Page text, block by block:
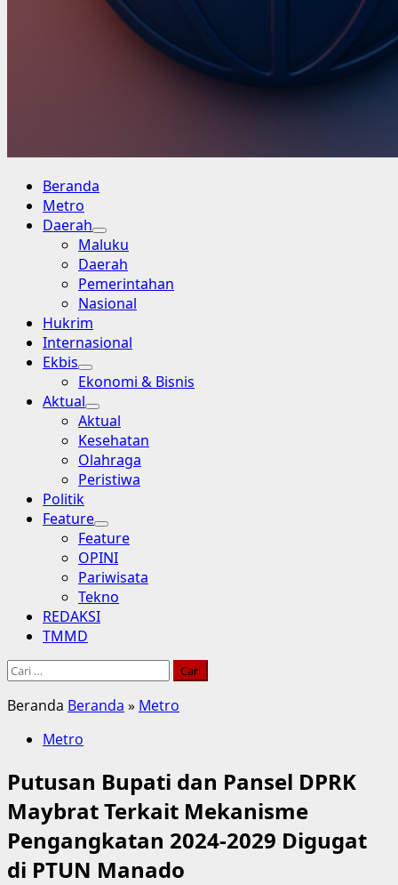
Primary
Menu
Beranda
Metro
Daerah
Maluku
Daerah
Pemerintahan
Nasional
Hukrim
Internasional
Ekbis
Ekonomi & Bisnis
Aktual
Aktual
Kesehatan
Olahraga
Peristiwa
Politik
Feature
Feature
OPINI
Pariwisata
Tekno
REDAKSI
TMMD
Cari
Beranda Beranda » Metro
Metro
Putusan Bupati dan Pansel DPRK
Maybrat Terkait Mekanisme
Pengangkatan 2024-2029 Digugat
di PTUN Manado